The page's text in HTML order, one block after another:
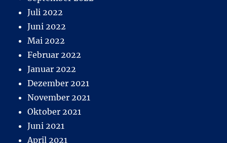
Juli 2022
Juni 2022
Mai 2022
Februar 2022
Januar 2022
Dezember 2021
November 2021
Oktober 2021
Juni 2021
April 2021